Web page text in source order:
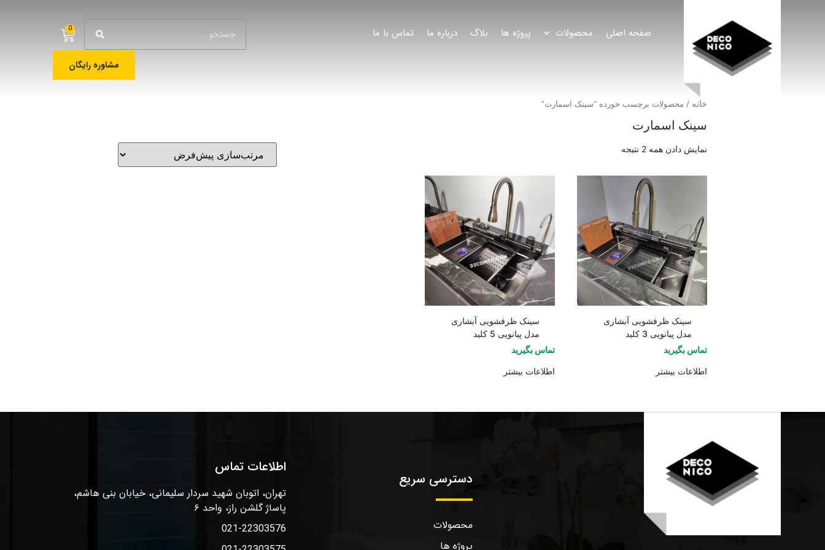
صفحه اصلی محصولات پروژه ها بلاگ درباره ما تماس با ما 0
مشاوره رایگان
خانه / محصولات برچسب خورده “سینک اسمارت”
سینک اسمارت
نمایش دادن همه 2 نتیجه
سینک ظرفشویی آبشاری
مدل پیانویی 3 کلید
تماس بگیرید
اطلاعات بیشتر
سینک ظرفشویی آبشاری
مدل پیانویی 5 کلید
تماس بگیرید
اطلاعات بیشتر
دسترسی سریع
محصولات
پروژه ها
اطلاعات تماس
تهران، اتوبان شهید سردار سلیمانی، خیابان بنی هاشم،
پاساژ گلشن راز، واحد ۶
021-22303576